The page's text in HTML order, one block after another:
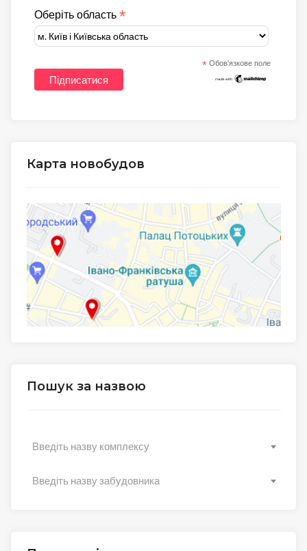
Оберіть область *
* Обов'язкове поле
Карта новобудов
Пошук за назвою
Введіть назву комплексу
Введіть назву забудовника